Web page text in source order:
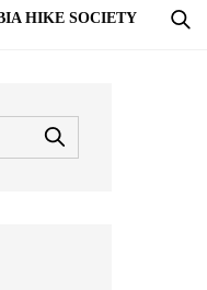
HIKE SOCIETY